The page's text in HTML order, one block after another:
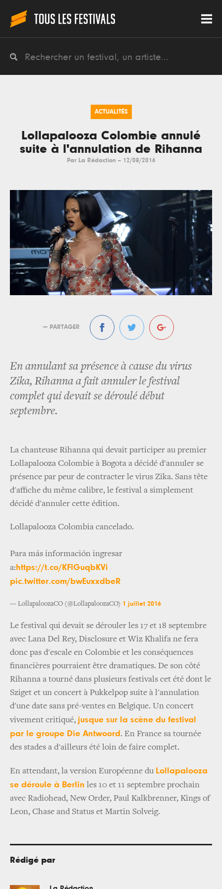
ACTUALITÉS
Lollapalooza Colombie annulé
suite à l'annulation de Rihanna
Par La Rédaction -- 12/08/2016
— PARTAGER
En annulant sa présence à cause du virus
Zika, Rihanna a fait annuler le festival
complet qui devait se déroulé début
septembre.
La chanteuse Rihanna qui devait participer au premier
Lollapalooza Colombie à Bogota a décidé d'annuler se
présence par peur de contracter le virus Zika. Sans tête
d'affiche du même calibre, le festival a simplement
décidé d'annuler cette édition.
Lollapalooza Colombia cancelado.
Para más información ingresar
a: https://t.co/KFlGuqbKVi
pic.twitter.com/bwEuxxdbeR
— LollapaloozaCO (@LollapaloozaCO) 1 juillet 2016
Le festival qui devait se dérouler les 17 et 18 septembre
avec Lana Del Rey, Disclosure et Wiz Khalifa ne fera
donc pas d'escale en Colombie et les conséquences
financières pourraient être dramatiques. De son côté
Rihanna a tourné dans plusieurs festivals cet été dont le
Sziget et un concert à Pukkelpop suite à l'annulation
d'une date sans pré-ventes en Belgique. Un concert
vivement critiqué, jusque sur la scène du festival
par le groupe Die Antwoord . En France sa tournée
des stades a d'ailleurs été loin de faire complet.
En attendant, la version Européenne du Lollapalooza
se déroule à Berlin les 10 et 11 septembre prochain
avec Radiohead, New Order, Paul Kalkbrenner, Kings of
Leon, Chase and Status et Martin Solveig.
Rédigé par